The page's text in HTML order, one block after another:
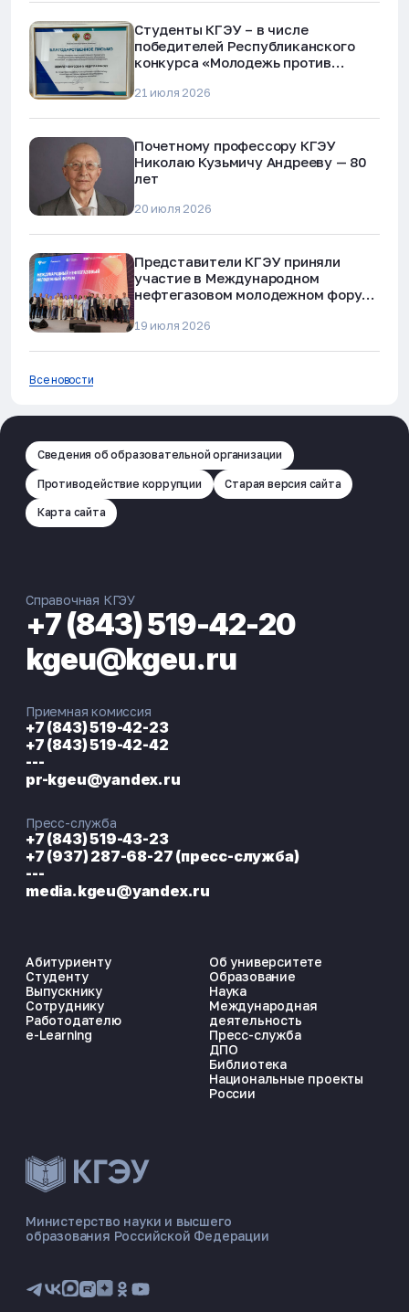
ЭНЕРГОКОД — ПОМОЩНИК КГЭУ
📋 Приёмная комиссия
🏠 Общежитие
Студенты КГЭУ – в числе
победителей Республиканского
конкурса «Молодежь против
мошенничества»
21 июля 2026
Почетному профессору КГЭУ
Николаю Кузьмичу Андрееву — 80
лет
20 июля 2026
Представители КГЭУ приняли
участие в Международном
нефтегазовом молодежном форуме
19 июля 2026
Все новости
Сведения об образовательной организации
Противодействие коррупции Старая версия сайта
Карта сайта
Министерство науки и высшего
образования Российской Федерации
Абитуриенту
Студенту
Выпускнику
Сотруднику
Работодателю
e-Learning
Об университете
Образование
Наука
Международная
деятельность
Пресс-служба
ДПО
Библиотека
Национальные проекты
России
Справочная КГЭУ
+7 (843) 519-42-20
kgeu@kgeu.ru
Приемная комиссия
+7 (843) 519-42-23
+7 (843) 519-42-42
---
pr-kgeu@yandex.ru
Пресс-служба
+7 (843) 519-43-23
+7 (937) 287-68-27 (пресс-служба)
---
media.kgeu@yandex.ru